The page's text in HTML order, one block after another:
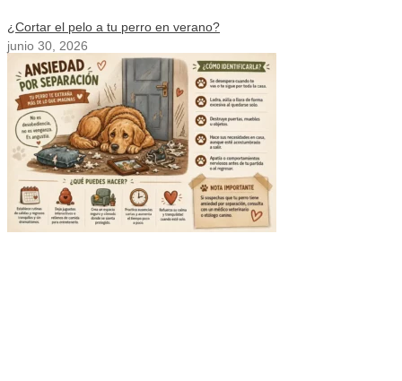
¿Cortar el pelo a tu perro en verano?
junio 30, 2026